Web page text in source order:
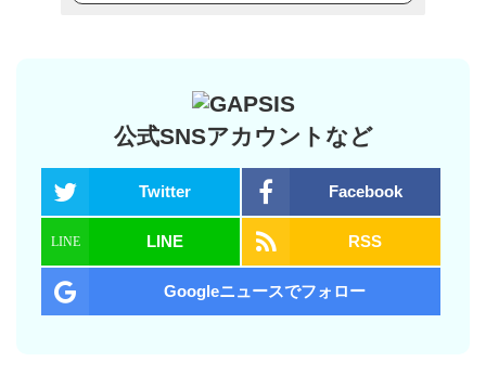
公式SNSアカウントなど
Twitter Facebook
LINE RSS
Googleニュースでフォロー